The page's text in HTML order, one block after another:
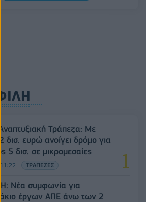
Αναπτυξιακή Τράπεζα: Με
2 δισ. ευρώ ανοίγει δρόμο για
5 δισ. σε μικρομεσαίες
ΤΡΑΠΕΖΕΣ
Νέα συμφωνία για
έργων ΑΠΕ άνω των 2